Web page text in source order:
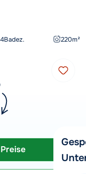
4Badez. 220m²